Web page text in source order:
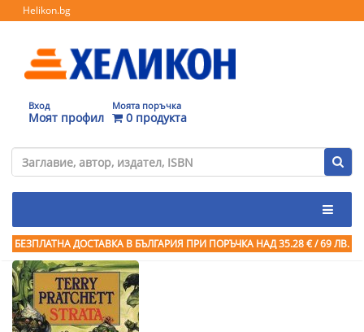
Helikon.bg
Вход
Моят профил
Моята поръчка
0 продукта
БЕЗПЛАТНА ДОСТАВКА В БЪЛГАРИЯ ПРИ ПОРЪЧКА НАД 35.28 € / 69 ЛВ.